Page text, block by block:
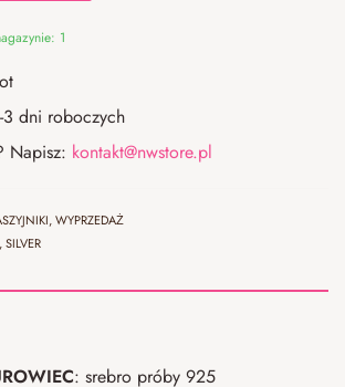
1
3 dni roboczych
Napisz: kontakt@nwstore.pl
,WYPRZEDAŻ
,SILVER
: srebro próby 925